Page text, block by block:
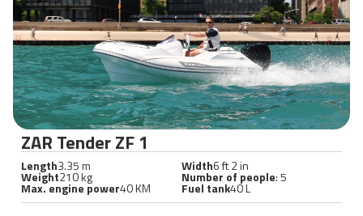
ZAR Tender ZF 1
Length3.35 m Width6 ft 2 in
Weight210 kg Number of people: 5
Max. engine power40 KM Fuel tank40 L